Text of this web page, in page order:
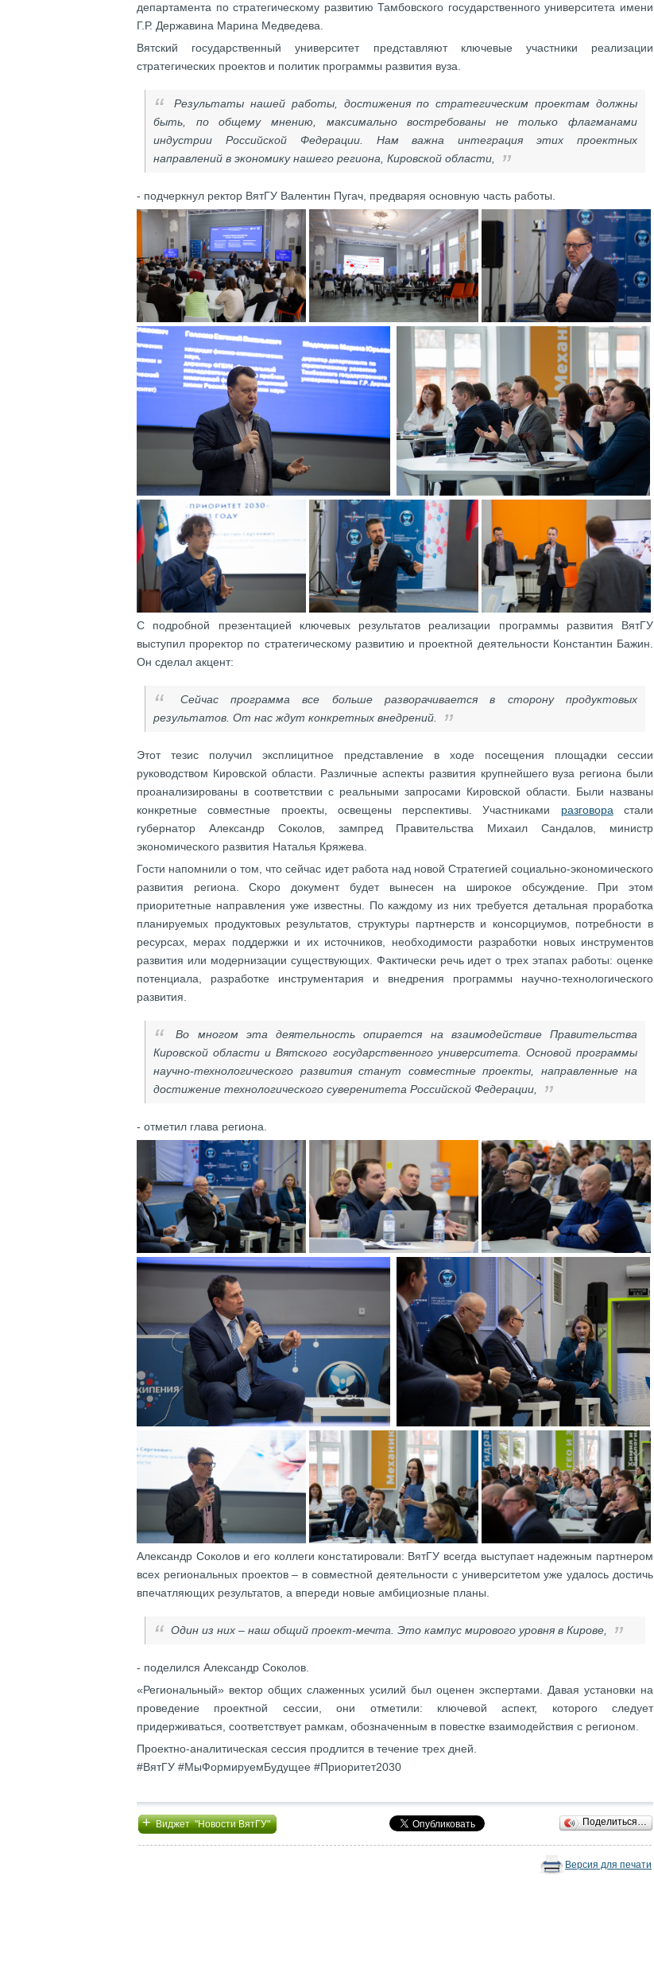
департамента по стратегическому развитию Тамбовского государственного университета имени
Г.Р. Державина Марина Медведева.
Вятский государственный университет представляют ключевые участники реализации
стратегических проектов и политик программы развития вуза.
Результаты нашей работы, достижения по стратегическим проектам должны
быть, по общему мнению, максимально востребованы не только флагманами
индустрии Российской Федерации. Нам важна интеграция этих проектных
направлений в экономику нашего региона, Кировской области,
- подчеркнул ректор ВятГУ Валентин Пугач, предваряя основную часть работы.
С подробной презентацией ключевых результатов реализации программы развития ВятГУ
выступил проректор по стратегическому развитию и проектной деятельности Константин Бажин.
Он сделал акцент:
Сейчас программа все больше разворачивается в сторону продуктовых
результатов. От нас ждут конкретных внедрений.
Этот тезис получил эксплицитное представление в ходе посещения площадки сессии
руководством Кировской области. Различные аспекты развития крупнейшего вуза региона были
проанализированы в соответствии с реальными запросами Кировской области. Были названы
конкретные совместные проекты, освещены перспективы. Участниками разговора стали
губернатор Александр Соколов, зампред Правительства Михаил Сандалов, министр
экономического развития Наталья Кряжева.
Гости напомнили о том, что сейчас идет работа над новой Стратегией социально-экономического
развития региона. Скоро документ будет вынесен на широкое обсуждение. При этом
приоритетные направления уже известны. По каждому из них требуется детальная проработка
планируемых продуктовых результатов, структуры партнерств и консорциумов, потребности в
ресурсах, мерах поддержки и их источников, необходимости разработки новых инструментов
развития или модернизации существующих. Фактически речь идет о трех этапах работы: оценке
потенциала, разработке инструментария и внедрения программы научно-технологического
развития.
Во многом эта деятельность опирается на взаимодействие Правительства
Кировской области и Вятского государственного университета. Основой программы
научно-технологического развития станут совместные проекты, направленные на
достижение технологического суверенитета Российской Федерации,
- отметил глава региона.
Александр Соколов и его коллеги констатировали: ВятГУ всегда выступает надежным партнером
всех региональных проектов – в совместной деятельности с университетом уже удалось достичь
впечатляющих результатов, а впереди новые амбициозные планы.
Один из них – наш общий проект-мечта. Это кампус мирового уровня в Кирове,
- поделился Александр Соколов.
«Региональный» вектор общих слаженных усилий был оценен экспертами. Давая установки на
проведение проектной сессии, они отметили: ключевой аспект, которого следует
придерживаться, соответствует рамкам, обозначенным в повестке взаимодействия с регионом.
Проектно-аналитическая сессия продлится в течение трех дней.
#ВятГУ #МыФормируемБудущее #Приоритет2030
+Виджет "Новости ВятГУ" Поделиться…
Версия для печати